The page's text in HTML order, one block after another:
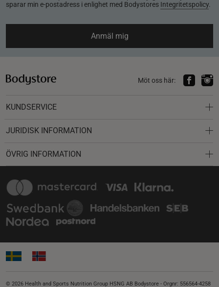
sparar min e-postadress i enlighet med Bodystores Integritetspolicy.
Anmäl mig
Möt oss här:
KUNDSERVICE
JURIDISK INFORMATION
ÖVRIG INFORMATION
© 2026 Health and Sports Nutrition Group HSNG AB Bodystore - Orgnr: 556564-4258